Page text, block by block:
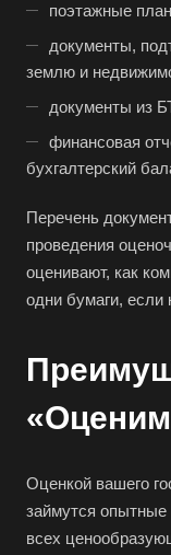
поэтажные
документы,
землю и
документы из
финансовая
бухгалтерский
Перечень
проведения
оценивают, как
одни бумаги, если
Оценкой вашего
займутся опытные
всех
Белогорск
Белорецк
Белореченск
Белоярский
Бердск
Бийск
Биробиджан
Бирск
Благовещенск
Богородицк
Большой Камень
Бор